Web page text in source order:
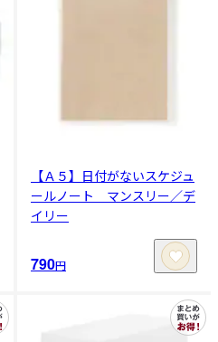
【Ａ５】日付がないスケジュ
ールノート マンスリー／デ
イリー
790円